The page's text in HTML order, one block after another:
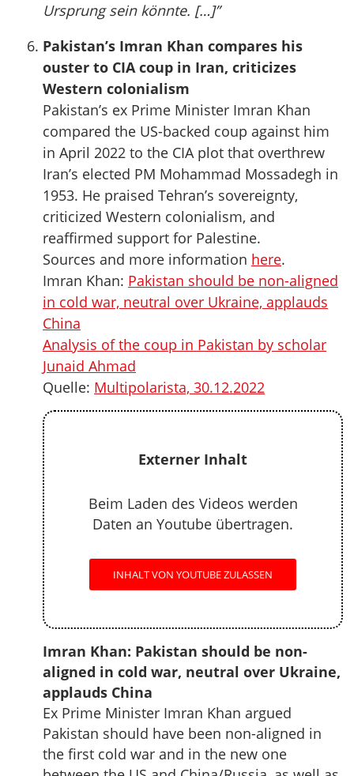
Ursprung sein könnte. […]”
Pakistan’s Imran Khan compares his
ouster to CIA coup in Iran, criticizes
Western colonialism
Pakistan’s ex Prime Minister Imran Khan
compared the US-backed coup against him
in April 2022 to the CIA plot that overthrew
Iran’s elected PM Mohammad Mossadegh in
1953. He praised Tehran’s sovereignty,
criticized Western colonialism, and
reaffirmed support for Palestine.
Sources and more information here.
Imran Khan: Pakistan should be non-aligned
in cold war, neutral over Ukraine, applauds
China
Analysis of the coup in Pakistan by scholar
Junaid Ahmad
Quelle: Multipolarista, 30.12.2022
Externer Inhalt
Beim Laden des Videos werden
Daten an Youtube übertragen.
INHALT VON YOUTUBE ZULASSEN
Imran Khan: Pakistan should be non-
aligned in cold war, neutral over Ukraine,
applauds China
Ex Prime Minister Imran Khan argued
Pakistan should have been non-aligned in
the first cold war and in the new one